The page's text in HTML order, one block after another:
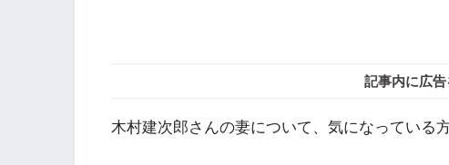
記事内に広
木村建次郎さんの妻について、気になっている